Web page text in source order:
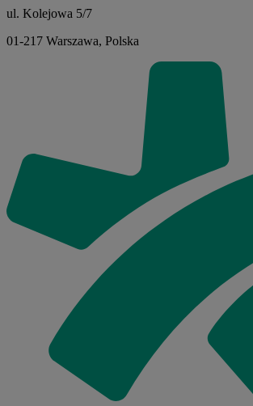
ul. Kolejowa 5/7
01-217 Warszawa, Polska